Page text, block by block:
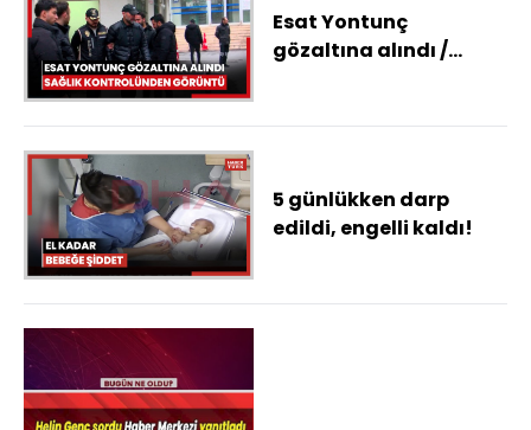
Esat Yontunç
gözaltına alındı /
5 günlükken darp
edildi, engelli kaldı!